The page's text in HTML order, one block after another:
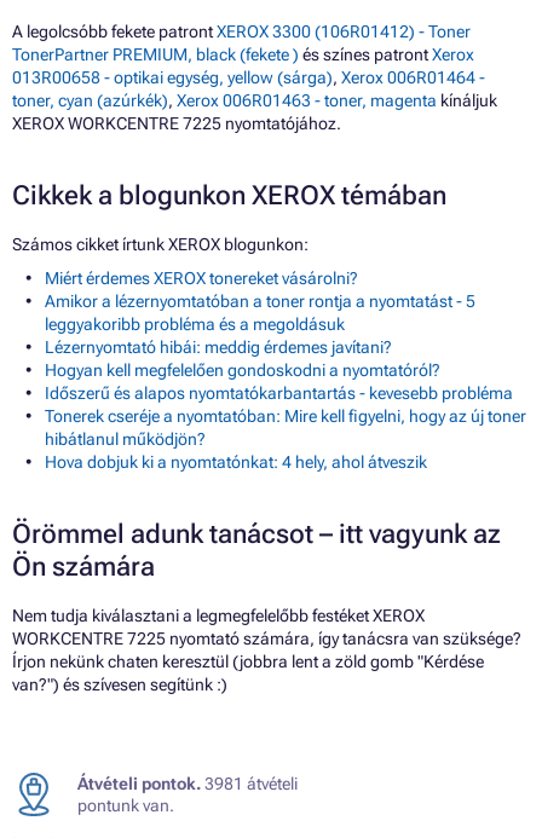
A legolcsóbb fekete patrontXEROX 3300 (106R01412) - Toner
TonerPartner PREMIUM, black (fekete ) és színes patrontXerox
013R00658 - optikai egység, yellow (sárga), Xerox 006R01464 -
toner, cyan (azúrkék), Xerox 006R01463 - toner, magenta kínáljuk
XEROX WORKCENTRE 7225 nyomtatójához.
Cikkek a blogunkon XEROX témában
Számos cikket írtunk XEROX blogunkon:
Miért érdemes XEROX tonereket vásárolni?
Amikor a lézernyomtatóban a toner rontja a nyomtatást - 5
leggyakoribb probléma és a megoldásuk
Lézernyomtató hibái: meddig érdemes javítani?
Hogyan kell megfelelően gondoskodni a nyomtatóról?
Időszerű és alapos nyomtatókarbantartás - kevesebb probléma
Tonerek cseréje a nyomtatóban: Mire kell figyelni, hogy az új toner
hibátlanul működjön?
Hova dobjuk ki a nyomtatónkat: 4 hely, ahol átveszik
Örömmel adunk tanácsot – itt vagyunk az
Ön számára
Nem tudja kiválasztani a legmegfelelőbb festéket XEROX
WORKCENTRE 7225 nyomtató számára, így tanácsra van szüksége?
Írjon nekünk chaten keresztül (jobbra lent a zöld gomb "Kérdése
van?") és szívesen segítünk :)
Átvételi pontok.3981 átvételi
pontunk van.